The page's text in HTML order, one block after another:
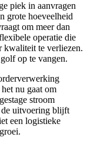
piek in aanvragen
grote hoeveelheid
om meer dan
operatie die
kwaliteit te verliezen.
op te vangen.
nu gaat om
stroom
de uitvoering blijft
een logistieke